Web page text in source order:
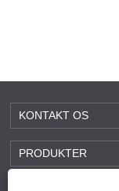
KONTAKT OS
PRODUKTER